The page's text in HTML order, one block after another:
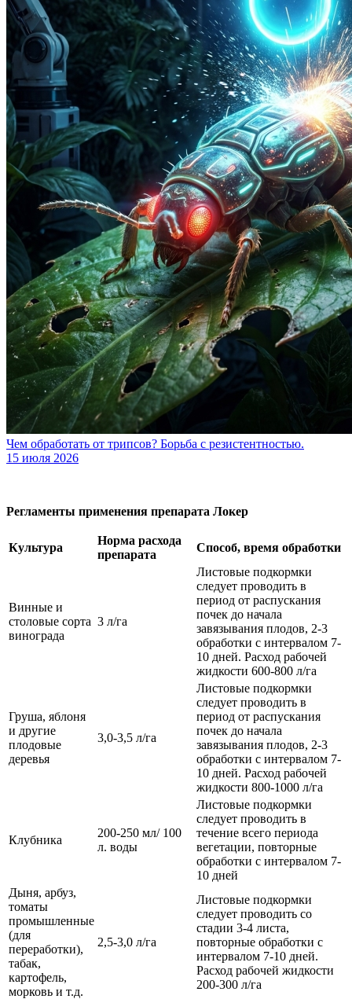
Чем обработать от трипсов? Борьба с резистентностью.
15 июля 2026
Регламенты применения препарата Локер
Культура
Норма расхода
препарата
Способ, время обработки
Винные и
столовые сорта
винограда
3 л/га
Листовые подкормки
следует проводить в
период от распускания
почек до начала
завязывания плодов, 2-3
обработки с интервалом 7-
10 дней. Расход рабочей
жидкости 600-800 л/га
Груша, яблоня
и другие
плодовые
деревья
3,0-3,5 л/га
Листовые подкормки
следует проводить в
период от распускания
почек до начала
завязывания плодов, 2-3
обработки с интервалом 7-
10 дней. Расход рабочей
жидкости 800-1000 л/га
Клубника
200-250 мл/ 100
л. воды
Листовые подкормки
следует проводить в
течение всего периода
вегетации, повторные
обработки с интервалом 7-
10 дней
Дыня, арбуз,
томаты
промышленные
(для
переработки),
табак,
картофель,
морковь и т.д.
2,5-3,0 л/га
Листовые подкормки
следует проводить со
стадии 3-4 листа,
повторные обработки с
интервалом 7-10 дней.
Расход рабочей жидкости
200-300 л/га